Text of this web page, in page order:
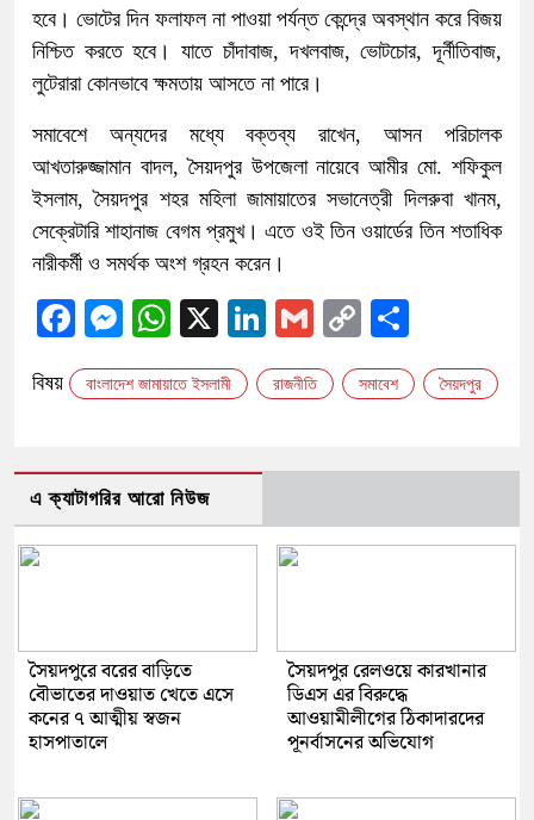
হবে। ভোটের দিন ফলাফল না পাওয়া পর্যন্ত কেন্দ্রে অবস্থান করে বিজয়
নিশ্চিত করতে হবে। যাতে চাঁদাবাজ, দখলবাজ, ভোটচোর, দূর্নীতিবাজ,
লুটেরারা কোনভাবে ক্ষমতায় আসতে না পারে।
সমাবেশে অন্যদের মধ্যে বক্তব্য রাখেন, আসন পরিচালক
আখতারুজ্জামান বাদল, সৈয়দপুর উপজেলা নায়েবে আমীর মো. শফিকুল
ইসলাম, সৈয়দপুর শহর মহিলা জামায়াতের সভানেত্রী দিলরুবা খানম,
সেক্রেটারি শাহানাজ বেগম প্রমুখ। এতে ওই তিন ওয়ার্ডের তিন শতাধিক
নারীকর্মী ও সমর্থক অংশ গ্রহন করেন।
Facebook
Messenger
WhatsApp
X LinkedIn
GmailCopy
বিষয় বাংলাদেশ জামায়াতে ইসলামী রাজনীতি সমাবেশ সৈয়দপুর
এ ক্যাটাগরির আরো নিউজ
সৈয়দপুরে বরের বাড়িতে
বৌভাতের দাওয়াত খেতে এসে
কনের ৭ আত্মীয় স্বজন
হাসপাতালে
সৈয়দপুর রেলওয়ে কারখানার
ডিএস এর বিরুদ্ধে
আওয়ামীলীগের ঠিকাদারদের
পূনর্বাসনের অভিযোগ